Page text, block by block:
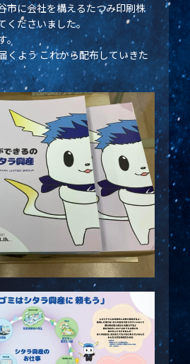
市に会社を構えるたつみ印刷株
くださいました。
。
くよう これから配布していきた